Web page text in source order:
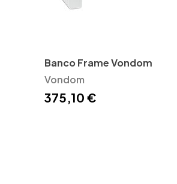
Banco Frame Vondom
Vondom
375,10 €